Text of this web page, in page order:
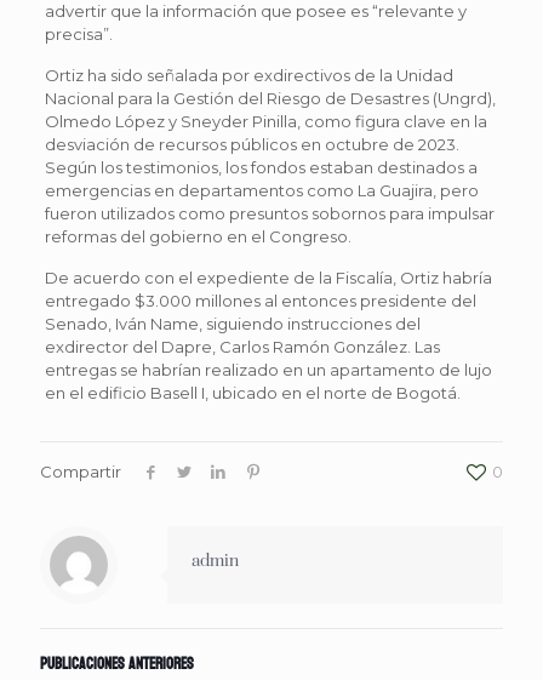
advertir que la información que posee es “relevante y
precisa”.
Ortiz ha sido señalada por exdirectivos de la Unidad
Nacional para la Gestión del Riesgo de Desastres (Ungrd),
Olmedo López y Sneyder Pinilla, como figura clave en la
desviación de recursos públicos en octubre de 2023.
Según los testimonios, los fondos estaban destinados a
emergencias en departamentos como La Guajira, pero
fueron utilizados como presuntos sobornos para impulsar
reformas del gobierno en el Congreso.
De acuerdo con el expediente de la Fiscalía, Ortiz habría
entregado $3.000 millones al entonces presidente del
Senado, Iván Name, siguiendo instrucciones del
exdirector del Dapre, Carlos Ramón González. Las
entregas se habrían realizado en un apartamento de lujo
en el edificio Basell I, ubicado en el norte de Bogotá.
Compartir 0
admin
Publicaciones anteriores